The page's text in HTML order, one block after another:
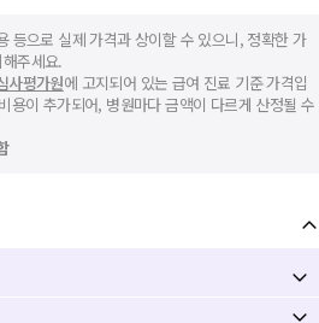
등으로 실제 가격과 상이할 수 있으니, 정확한 가
주세요.
사평가원에 고지되어 있는 급여 진료 기준 가격입
용이 추가되어, 병원마다 금액이 다르게 산정될 수